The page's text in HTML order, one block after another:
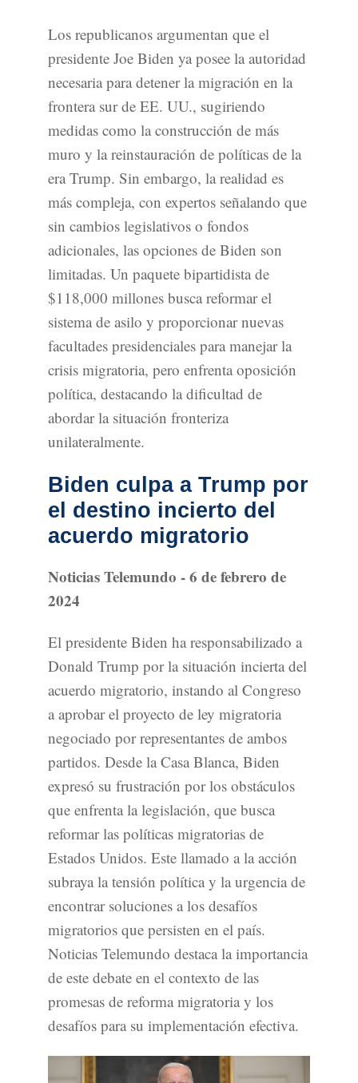
Los republicanos argumentan que el
presidente Joe Biden ya posee la autoridad
necesaria para detener la migración en la
frontera sur de EE. UU., sugiriendo
medidas como la construcción de más
muro y la reinstauración de políticas de la
era Trump. Sin embargo, la realidad es
más compleja, con expertos señalando que
sin cambios legislativos o fondos
adicionales, las opciones de Biden son
limitadas. Un paquete bipartidista de
$118,000 millones busca reformar el
sistema de asilo y proporcionar nuevas
facultades presidenciales para manejar la
crisis migratoria, pero enfrenta oposición
política, destacando la dificultad de
abordar la situación fronteriza
unilateralmente.
Biden culpa a Trump por
el destino incierto del
acuerdo migratorio
Noticias Telemundo - 6 de febrero de
2024
El presidente Biden ha responsabilizado a
Donald Trump por la situación incierta del
acuerdo migratorio, instando al Congreso
a aprobar el proyecto de ley migratoria
negociado por representantes de ambos
partidos. Desde la Casa Blanca, Biden
expresó su frustración por los obstáculos
que enfrenta la legislación, que busca
reformar las políticas migratorias de
Estados Unidos. Este llamado a la acción
subraya la tensión política y la urgencia de
encontrar soluciones a los desafíos
migratorios que persisten en el país.
Noticias Telemundo destaca la importancia
de este debate en el contexto de las
promesas de reforma migratoria y los
desafíos para su implementación efectiva.